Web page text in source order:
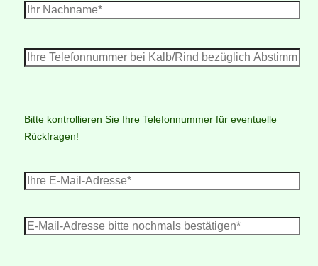
lasse
dieses
Bitte kontrollieren Sie Ihre Telefonnummer für eventuelle
Rückfragen!